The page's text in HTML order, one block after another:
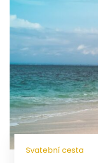
Svatební cesta